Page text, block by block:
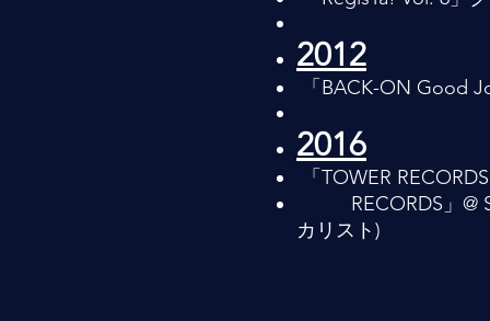
2012
「BACK-ON Good
2016
「TOWER
RECORDS」@
カリスト)